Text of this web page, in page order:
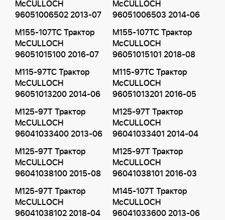
McCULLOCH
96051006502 2013-07
McCULLOCH
96051006503 2014-06
M155-107TC Трактор
McCULLOCH
96051015100 2016-07
M155-107TC Трактор
McCULLOCH
96051015101 2018-08
M115-97TC Трактор
McCULLOCH
96051013200 2014-06
M115-97TC Трактор
McCULLOCH
96051013201 2016-05
M125-97T Трактор
McCULLOCH
96041033400 2013-06
M125-97T Трактор
McCULLOCH
96041033401 2014-04
M125-97T Трактор
McCULLOCH
96041038100 2015-08
M125-97T Трактор
McCULLOCH
96041038101 2016-03
M125-97T Трактор
McCULLOCH
96041038102 2018-04
M145-107T Трактор
McCULLOCH
96041033600 2013-06